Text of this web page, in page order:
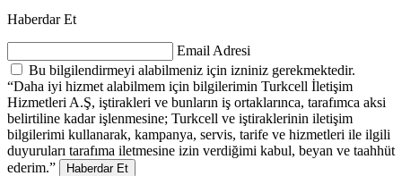
Haberdar Et
Email Adresi
Bu bilgilendirmeyi alabilmeniz için izniniz gerekmektedir.
“Daha iyi hizmet alabilmem için bilgilerimin Turkcell İletişim
Hizmetleri A.Ş, iştirakleri ve bunların iş ortaklarınca, tarafımca aksi
belirtiline kadar işlenmesine; Turkcell ve iştiraklerinin iletişim
bilgilerimi kullanarak, kampanya, servis, tarife ve hizmetleri ile ilgili
duyuruları tarafıma iletmesine izin verdiğimi kabul, beyan ve taahhüt
ederim.”
Haberdar Et